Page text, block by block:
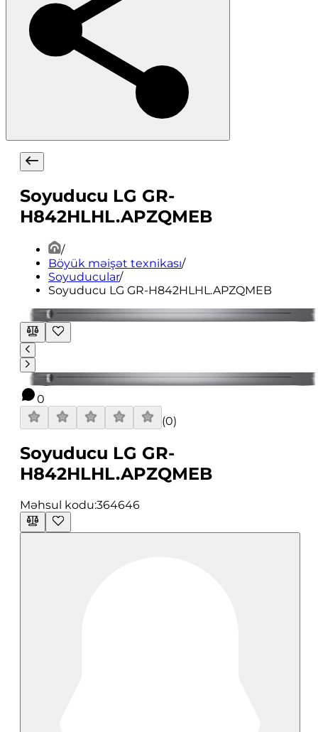
Soyuducu LG GR-
H842HLHL.APZQMEB
/
Böyük məişət texnikası/
Soyuducular/
Soyuducu LG GR-H842HLHL.APZQMEB
0
(0)
Soyuducu LG GR-
H842HLHL.APZQMEB
Məhsul kodu:364646